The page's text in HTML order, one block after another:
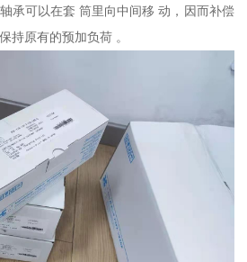
承可以在套 筒里向中间移 动，因而补偿
持原有的预加负荷 。